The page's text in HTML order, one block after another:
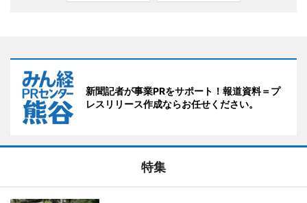
新聞記者が事業PRをサポート！報道資料＝プ
レスリリース作成ならお任せください。
特集